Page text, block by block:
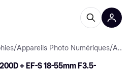
/Appareils Photo Numériques/ Appareils photo reflex
+ EF-S 18-55mm F3.5-